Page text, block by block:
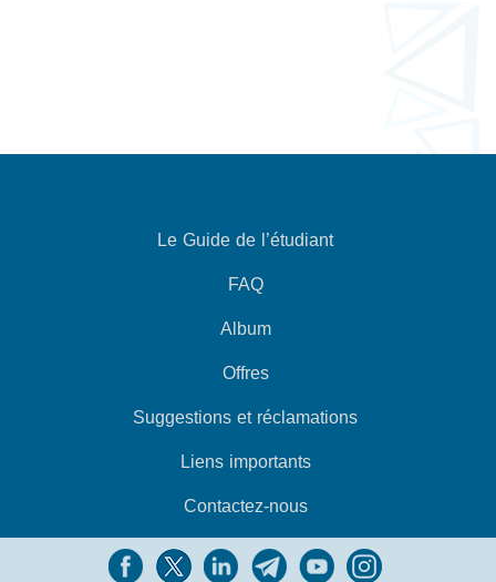
Le Guide de l’étudiant
FAQ
Album
Offres
Suggestions et réclamations
Liens importants
Contactez-nous